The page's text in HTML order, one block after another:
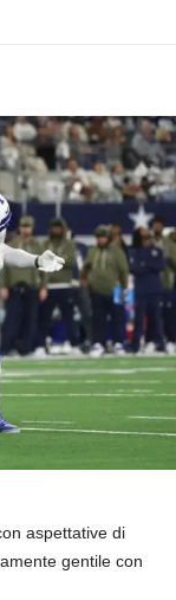
aspettative di
gentile con